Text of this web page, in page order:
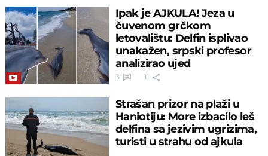
Ipak je AJKULA! Jeza u
čuvenom grčkom
letovalištu: Delfin isplivao
unakažen, srpski profesor
analizirao ujed
3 11
Strašan prizor na plaži u
Haniotiju: More izbacilo leš
delfina sa jezivim ugrizima,
turisti u strahu od ajkula